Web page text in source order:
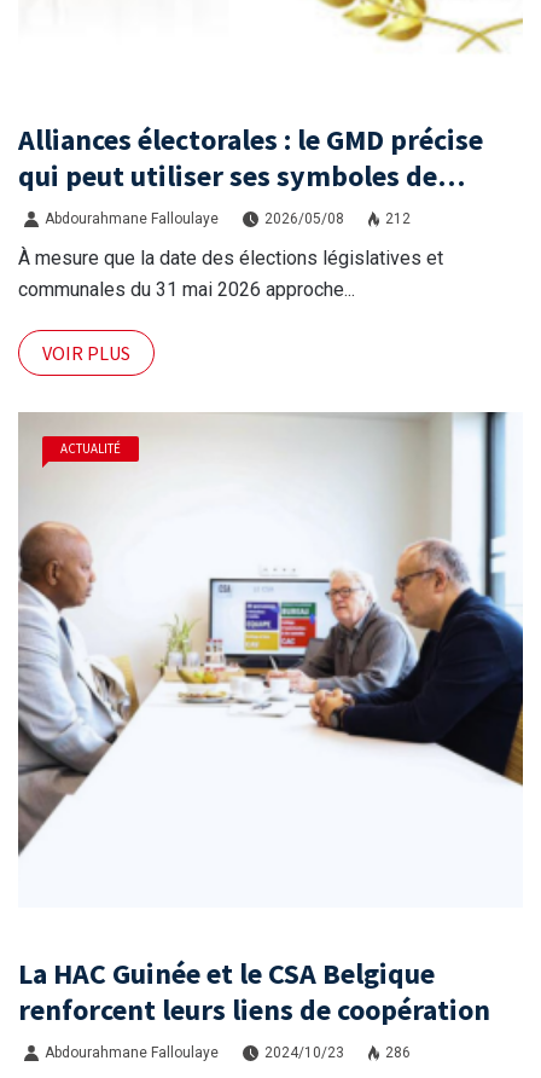
Alliances électorales : le GMD précise
qui peut utiliser ses symboles de
campagne avant le scrutin du 31 mai
Abdourahmane Falloulaye 2026/05/08 212
À mesure que la date des élections législatives et
communales du 31 mai 2026 approche...
VOIR PLUS
ACTUALITÉ
La HAC Guinée et le CSA Belgique
renforcent leurs liens de coopération
Abdourahmane Falloulaye 2024/10/23 286